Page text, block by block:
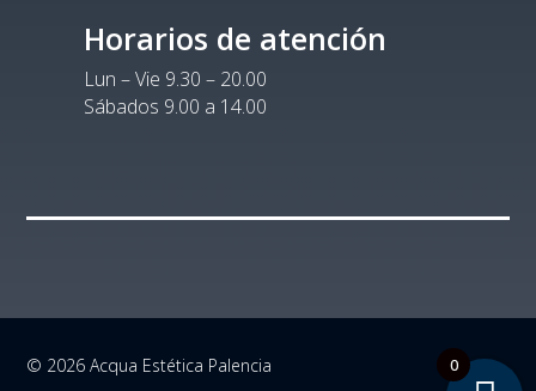
Horarios de atención
Lun – Vie 9.30 – 20.00
Sábados 9.00 a 14.00
© 2026 Acqua Estética Palencia 0